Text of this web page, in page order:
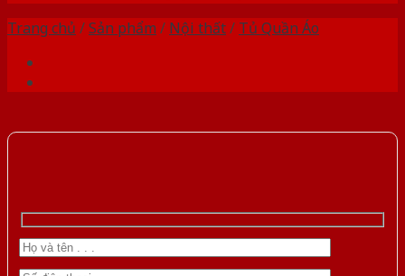
Trang chủ /Sản phẩm / Nội thất/ Tủ Quần Áo